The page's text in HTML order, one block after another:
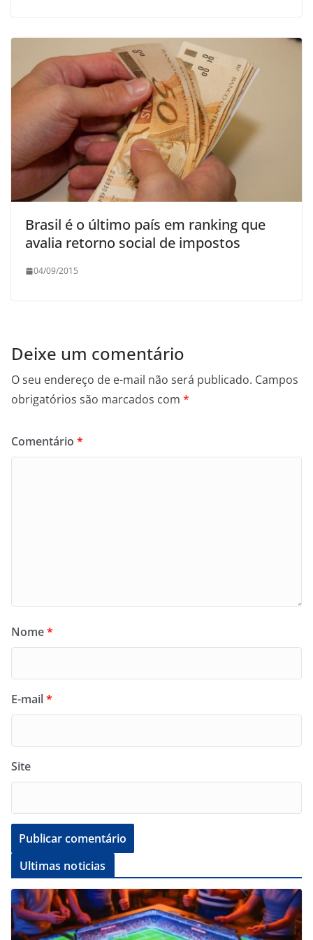
Brasil é o último país em ranking que
avalia retorno social de impostos
04/09/2015
Deixe um comentário
O seu endereço de e-mail não será publicado. Campos
obrigatórios são marcados com *
Comentário *
Nome*
E-mail*
Site
Ultimas noticias